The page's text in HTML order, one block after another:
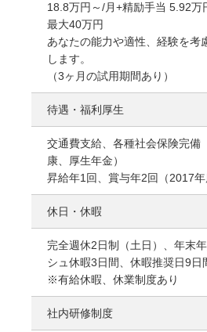
18.8万円～/月+精励手当 5.92
最大40万円
あなたの能力や適性、経験を考
します。
（3ヶ月の試用期間あり）
待遇・福利厚生
交通費支給、各種社会保険完備
康、厚生年金）
昇給年1回、賞与年2回（2017年
休日・休暇
完全週休2日制（土日）、年末
シュ休暇3日間、休暇推奨日9日
※有給休暇、休業制度あり
社内研修制度